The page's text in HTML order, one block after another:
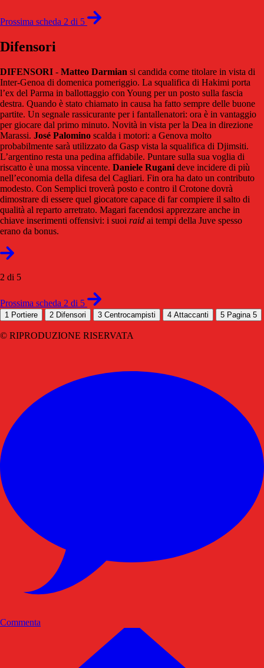
Prossima scheda 2 di 5
Difensori
DIFENSORI - Matteo Darmian si candida come titolare in vista di
Inter-Genoa di domenica pomeriggio. La squalifica di Hakimi porta
l’ex del Parma in ballottaggio con Young per un posto sulla fascia
destra. Quando è stato chiamato in causa ha fatto sempre delle buone
partite. Un segnale rassicurante per i fantallenatori: ora è in vantaggio
per giocare dal primo minuto. Novità in vista per la Dea in direzione
Marassi. José Palomino scalda i motori: a Genova molto
probabilmente sarà utilizzato da Gasp vista la squalifica di Djimsiti.
L’argentino resta una pedina affidabile. Puntare sulla sua voglia di
riscatto è una mossa vincente. Daniele Rugani deve incidere di più
nell’economia della difesa del Cagliari. Fin ora ha dato un contributo
modesto. Con Semplici troverà posto e contro il Crotone dovrà
dimostrare di essere quel giocatore capace di far compiere il salto di
qualità al reparto arretrato. Magari facendosi apprezzare anche in
chiave inserimenti offensivi: i suoi raid ai tempi della Juve spesso
erano da bonus.
2 di 5
Prossima scheda 2 di 5
1 Portiere 2 Difensori 3 Centrocampisti 4 Attaccanti 5 Pagina 5
© RIPRODUZIONE RISERVATA
Commenta